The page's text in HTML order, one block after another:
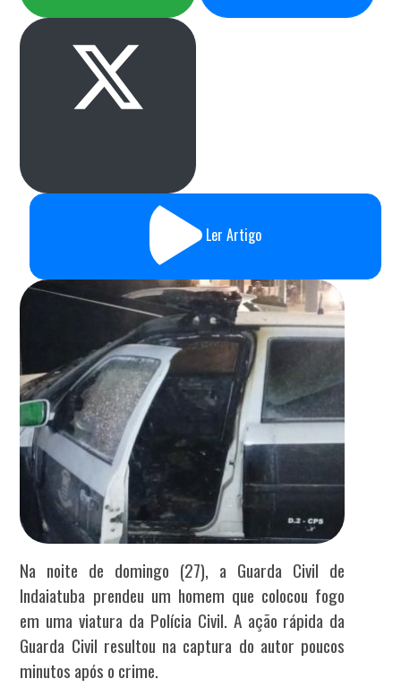
Ler Artigo
Na noite de domingo (27), a Guarda Civil de
Indaiatuba prendeu um homem que colocou fogo
em uma viatura da Polícia Civil. A ação rápida da
Guarda Civil resultou na captura do autor poucos
minutos após o crime.